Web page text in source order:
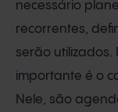
necessário
recorrentes,
serão utilizados.
importante é o
Nele, são